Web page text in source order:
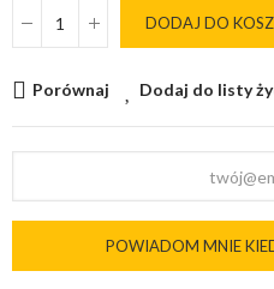
DODAJ DO
Porównaj Dodaj do listy
POWIADOM MNIE